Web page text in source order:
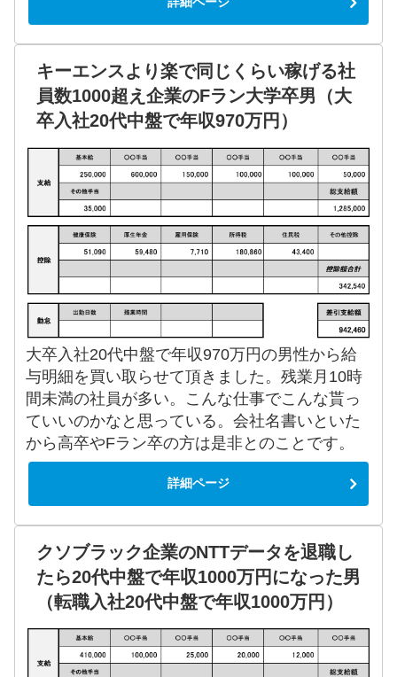
キーエンスより楽で同じくらい稼げる社
員数1000超え企業のFラン大学卒男（大
卒入社20代中盤で年収970万円）
大卒入社20代中盤で年収970万円の男性から給
与明細を買い取らせて頂きました。残業月10時
間未満の社員が多い。こんな仕事でこんな貰っ
ていいのかなと思っている。会社名書いといた
から高卒やFラン卒の方は是非とのことです。
詳細ページ
クソブラック企業のNTTデータを退職し
たら20代中盤で年収1000万円になった男
（転職入社20代中盤で年収1000万円）